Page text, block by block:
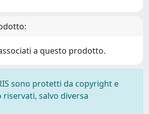
a questo prodotto.
sono protetti da copyright e
salvo diversa